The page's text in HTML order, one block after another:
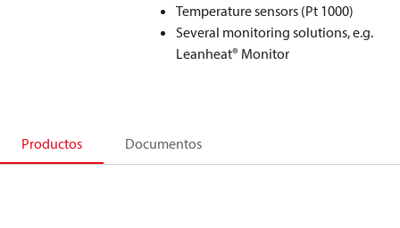
Temperature sensors (Pt 1000)
Several monitoring solutions, e.g.
Leanheat® Monitor
Productos Documentos